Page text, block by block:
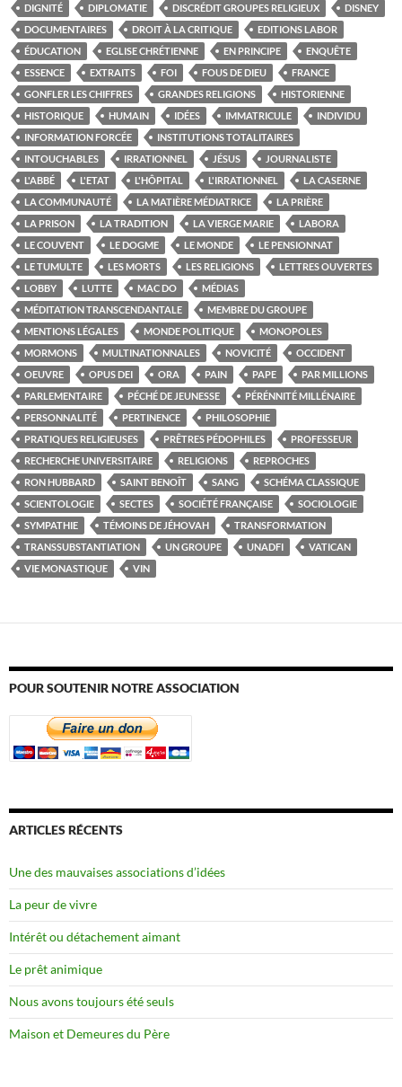
DIGNITÉ DIPLOMATIE DISCRÉDIT GROUPES RELIGIEUX
DISNEY
DOCUMENTAIRES
DROIT À LA CRITIQUE
EDITIONS LABOR
ÉDUCATION
EGLISE CHRÉTIENNE EN PRINCIPE
ENQUÊTE
ESSENCE
EXTRAITS FOI FOUS DE DIEU
FRANCE
GONFLER LES CHIFFRES
GRANDES RELIGIONS
HISTORIENNE
HISTORIQUE
HUMAIN IDÉES IMMATRICULE
INDIVIDU
INFORMATION FORCÉE
INSTITUTIONS TOTALITAIRES
INTOUCHABLES
IRRATIONNEL JÉSUS
JOURNALISTE
L'ABBÉ
L'ETAT L'HÔPITAL L'IRRATIONNEL
LA CASERNE
LA COMMUNAUTÉ
LA MATIÈRE MÉDIATRICE
LA PRIÈRE
LA PRISON
LA TRADITION LA VIERGE MARIE
LABORA
LE COUVENT
LE DOGME LE MONDE
LE PENSIONNAT
LE TUMULTE
LES MORTS LES RELIGIONS
LETTRES OUVERTES
LOBBY
LUTTE MAC DO
MÉDIAS
MÉDITATION TRANSCENDANTALE
MEMBRE DU GROUPE
MENTIONS LÉGALES
MONDE POLITIQUE
MONOPOLES
MORMONS
MULTINATIONNALES NOVICITÉ
OCCIDENT
OEUVRE
OPUS DEI ORA PAIN PAPE
PAR MILLIONS
PARLEMENTAIRE
PÉCHÉ DE JEUNESSE
PÉRÉNNITÉ MILLÉNAIRE
PERSONNALITÉ
PERTINENCE
PHILOSOPHIE
PRATIQUES RELIGIEUSES
PRÊTRES PÉDOPHILES
PROFESSEUR
RECHERCHE UNIVERSITAIRE
RELIGIONS
REPROCHES
RON HUBBARD
SAINT BENOÎT SANG
SCHÉMA CLASSIQUE
SCIENTOLOGIE
SECTES SOCIÉTÉ FRANÇAISE
SOCIOLOGIE
SYMPATHIE
TÉMOINS DE JÉHOVAH
TRANSFORMATION
TRANSSUBSTANTIATION
UN GROUPE UNADFI
VATICAN
VIE MONASTIQUE
VIN
POUR SOUTENIR NOTRE ASSOCIATION
ARTICLES RÉCENTS
Une des mauvaises associations d’idées
La peur de vivre
Intérêt ou détachement aimant
Le prêt animique
Nous avons toujours été seuls
Maison et Demeures du Père